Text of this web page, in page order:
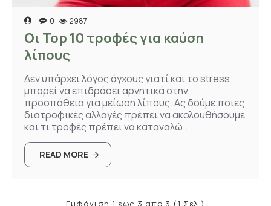
0 2987
Οι Top 10 τροφές για καύση
λίπους
Δεν υπάρχει λόγος άγχους γιατί και το stress
μπορεί να επιδράσει αρνητικά στην
προσπάθεια για μείωση λίπους. Ας δούμε ποιες
διατροφικές αλλαγές πρέπει να ακολουθήσουμε
και τι τροφές πρέπει να καταναλώ..
READ MORE
Εμφάνιση 1 έως 3 από 3 (1 Σελ.)